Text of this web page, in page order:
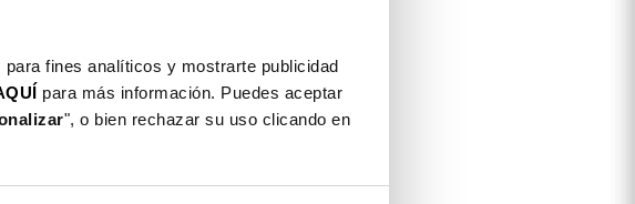
fines analíticos y mostrarte publicidad
para más información. Puedes aceptar
", o bien rechazar su uso clicando en